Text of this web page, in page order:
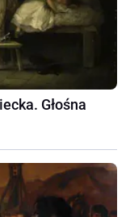
Głośna